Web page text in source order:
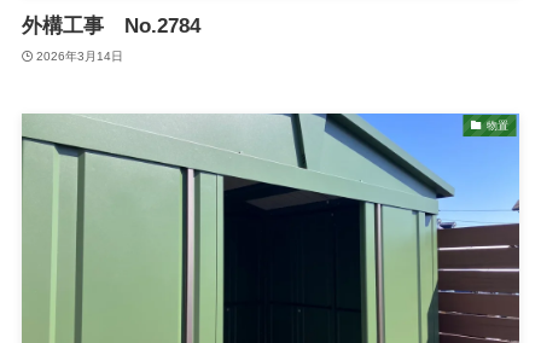
外構工事 No.2784
2026年3月14日
物置